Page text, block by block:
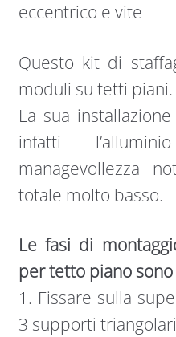
eccentrico e vite
Questo kit di
moduli su tetti piani.
La sua
infatti
managevollezza
totale molto basso.
Le fasi di
per tetto piano
1. Fissare sulla
3 supporti